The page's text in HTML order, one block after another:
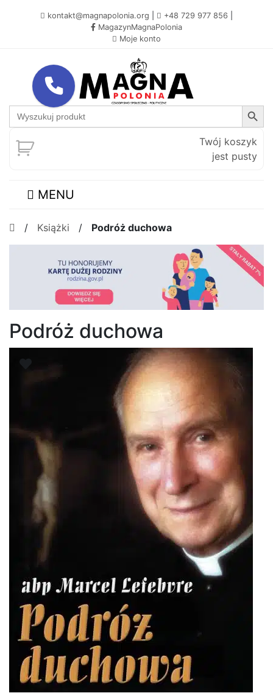
kontakt@magnapolonia.org +48 729 977 856
MagazynMagnaPolonia
Moje konto
Search
for:
Search Button
Twój koszyk
jest pusty
MENU
/ Książki / Podróż duchowa
Podróż duchowa